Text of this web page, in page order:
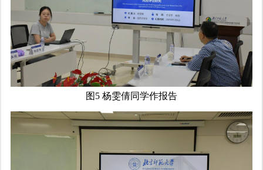
图5 杨雯倩同学作报告